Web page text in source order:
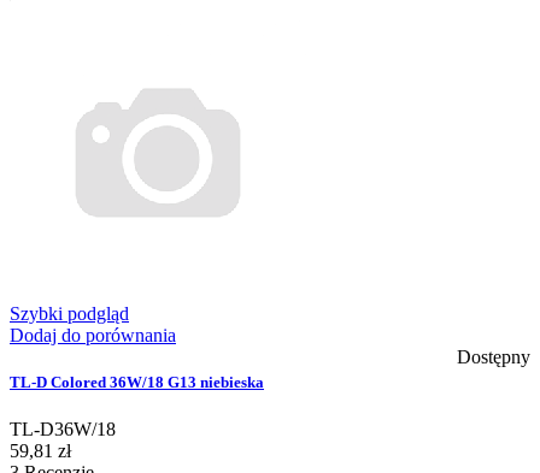
Szybki podgląd
Dodaj do porównania
Dostępny
TL-D Colored 36W/18 G13 niebieska
TL-D36W/18
59,81 zł